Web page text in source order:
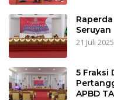
Seruyan
21 Juli 2025
5 Fraksi
APBD